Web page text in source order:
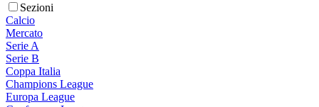
Sezioni
Calcio
Mercato
Serie A
Serie B
Coppa Italia
Champions League
Europa League